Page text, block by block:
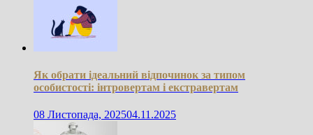
Як обрати ідеальний відпочинок за типом
особистості: інтровертам і екстравертам
08 Листопада, 202504.11.2025